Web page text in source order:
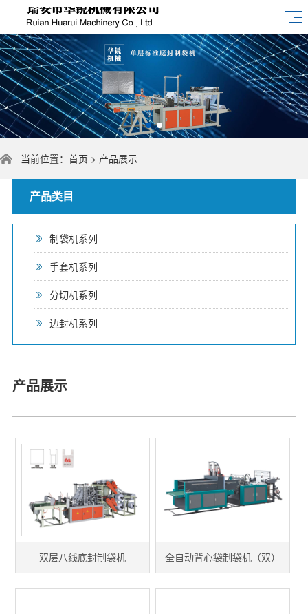
当前位置： 首页 > 产品展示
产品类目
制袋机系列
手套机系列
分切机系列
边封机系列
产品展示
双层八线底封制袋机 全自动背心袋制袋机（双）